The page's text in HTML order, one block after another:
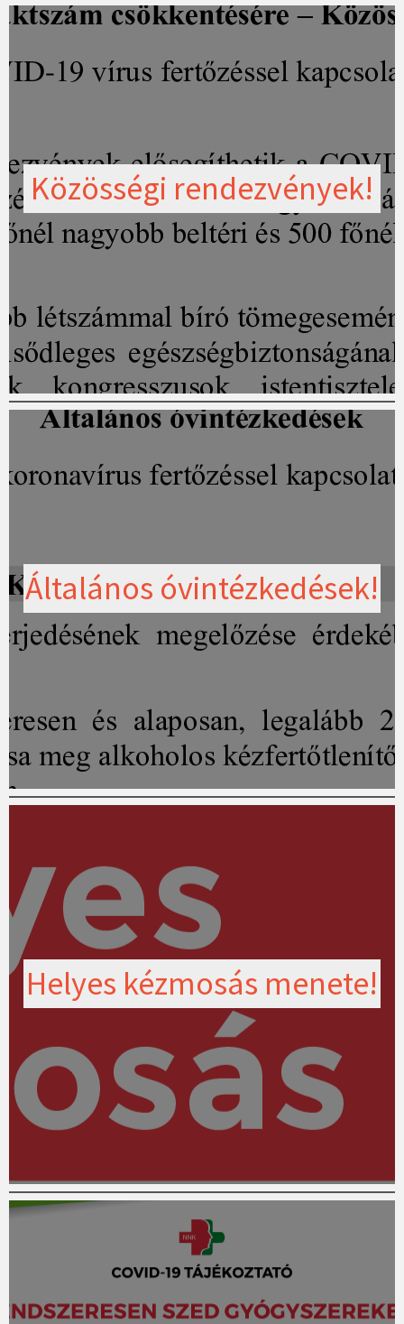
Közösségi rendezvények!
Általános óvintézkedések!
Helyes kézmosás menete!